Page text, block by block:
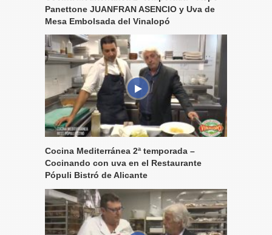
Panettone JUANFRAN ASENCIO y Uva de
Mesa Embolsada del Vinalopó
Cocina Mediterránea 2ª temporada –
Cocinando con uva en el Restaurante
Pópuli Bistró de Alicante